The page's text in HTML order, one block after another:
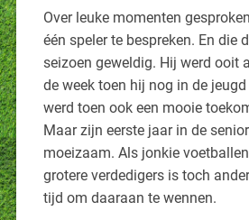
Over leuke momenten
één speler te bespreken. En die
seizoen geweldig. Hij werd ooit
de week toen hij nog in de
werd toen ook een mooie
Maar zijn eerste jaar in de
moeizaam. Als jonkie
grotere verdedigers is toch
tijd om daaraan te wennen.